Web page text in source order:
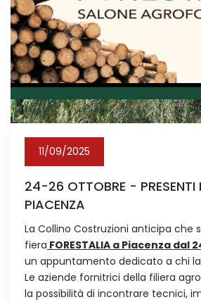
11/09/2025
24-26 OTTOBRE - PRESENTI
PIACENZA
La Collino Costruzioni anticipa che
fiera FORESTALIA a Piacenza dal
un appuntamento dedicato a chi
Le aziende fornitrici della filiera
la possibilità di incontrare tecnici,